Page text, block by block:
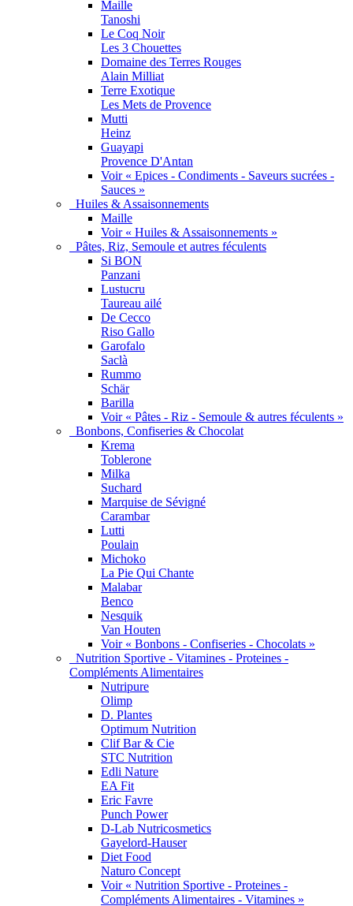
Maille
Tanoshi
Le Coq Noir
Les 3 Chouettes
Domaine des Terres Rouges
Alain Milliat
Terre Exotique
Les Mets de Provence
Mutti
Heinz
Guayapi
Provence D'Antan
Voir « Epices - Condiments - Saveurs sucrées -
Sauces »
Huiles & Assaisonnements
Maille
Voir « Huiles & Assaisonnements »
Pâtes, Riz, Semoule et autres féculents
Si BON
Panzani
Lustucru
Taureau ailé
De Cecco
Riso Gallo
Garofalo
Saclà
Rummo
Schär
Barilla
Voir « Pâtes - Riz - Semoule & autres féculents »
Bonbons, Confiseries & Chocolat
Krema
Toblerone
Milka
Suchard
Marquise de Sévigné
Carambar
Lutti
Poulain
Michoko
La Pie Qui Chante
Malabar
Benco
Nesquik
Van Houten
Voir « Bonbons - Confiseries - Chocolats »
Nutrition Sportive - Vitamines - Proteines -
Compléments Alimentaires
Nutripure
Olimp
D. Plantes
Optimum Nutrition
Clif Bar & Cie
STC Nutrition
Edli Nature
EA Fit
Eric Favre
Punch Power
D-Lab Nutricosmetics
Gayelord-Hauser
Diet Food
Naturo Concept
Voir « Nutrition Sportive - Proteines -
Compléments Alimentaires - Vitamines »